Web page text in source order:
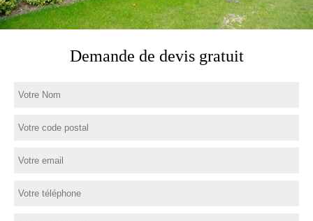
Demande de devis gratuit